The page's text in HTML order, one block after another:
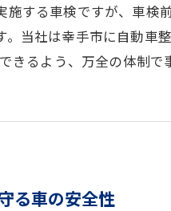
施する車検ですが、車検
。当社は幸手市に自動車
きるよう、万全の体制
る車の安全性